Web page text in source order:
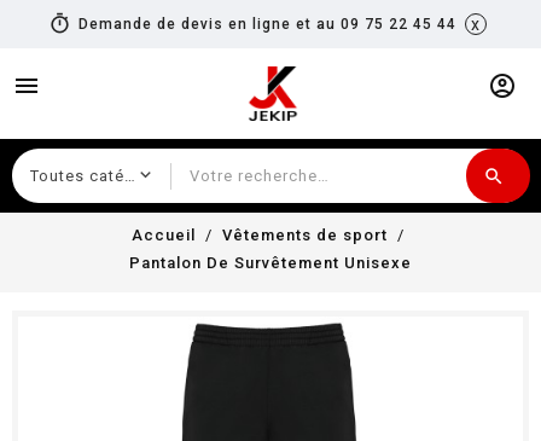
timer Demande de devis en ligne et au 09 75 22 45 44 x
menu account_circle
search
Accueil
Vêtements de sport
Pantalon De Survêtement Unisexe